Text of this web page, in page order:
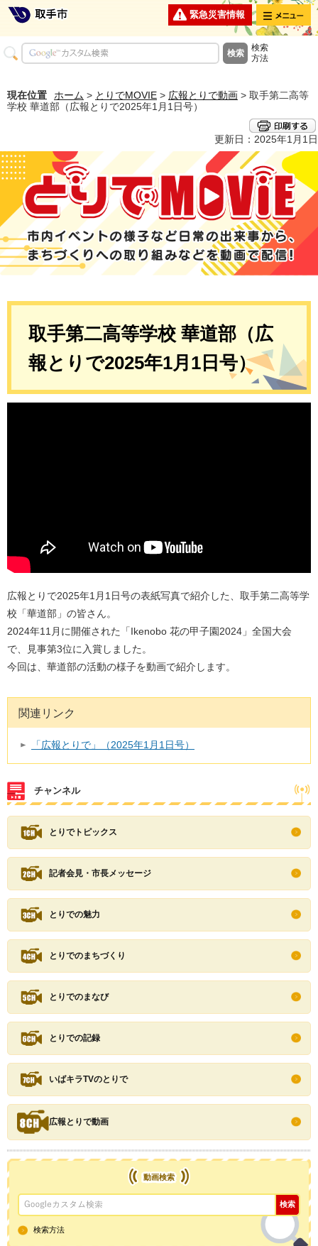
緊急災害情報 メニュー
検索
方法
現在位置 ホーム > とりでMOVIE > 広報とりで動画 > 取手第二高等
学校 華道部（広報とりで2025年1月1日号）
更新日：2025年1月1日
とりでMOVIE 市内イベントの様子など日常の出来事から、まちづくり
への取り組みなどを動画で配信！
取手第二高等学校 華道部（広
報とりで2025年1月1日号）
広報とりで2025年1月1日号の表紙写真で紹介した、取手第二高等学
校「華道部」の皆さん。
2024年11月に開催された「Ikenobo 花の甲子園2024」全国大会
で、見事第3位に入賞しました。
今回は、華道部の活動の様子を動画で紹介します。
関連リンク
「広報とりで」（2025年1月1日号）
チャンネル
とりでトピックス
記者会見・市長メッセージ
とりでの魅力
とりでのまちづくり
とりでのまなび
とりでの記録
いばキラTVのとりで
広報とりで動画
動画検索
検索方法